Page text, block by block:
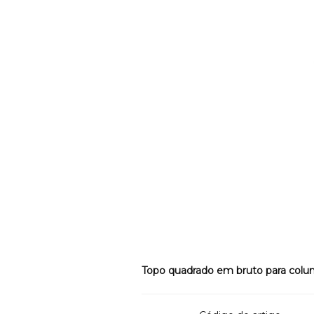
Topo quadrado em bruto para